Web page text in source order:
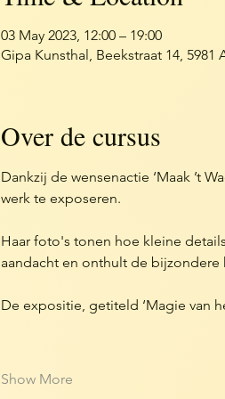
03 May 2023, 12:00 – 19:00
Gipa Kunsthal, Beekstraat 14, 5981
Over de cursus
Dankzij de wensenactie ‘Maak ’t
werk te exposeren.
Haar foto's tonen hoe kleine
aandacht en onthult de
De expositie, getiteld ‘Magie van
Show More